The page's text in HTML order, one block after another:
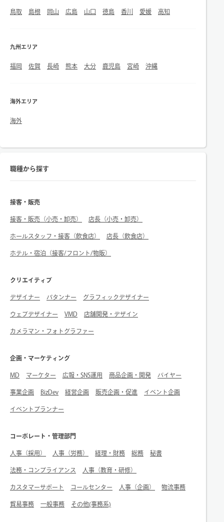
鳥取 島根 岡山 広島 山口 徳島 香川 愛媛 高知
九州エリア
福岡 佐賀 長崎 熊本 大分 鹿児島 宮崎 沖縄
海外エリア
海外
職種から探す
接客・販売
接客・販売（小売・卸売） 店長（小売・卸売）
ホールスタッフ・接客（飲食店） 店長（飲食店）
ホテル・宿泊（接客/フロント/物販）
クリエイティブ
デザイナー パタンナー グラフィックデザイナー
ウェブデザイナー VMD 店舗開発・デザイン
カメラマン・フォトグラファー
企画・マーケティング
MD マーケター 広報・SNS運用 商品企画・開発 バイヤー
事業企画 BizDev 経営企画 販売企画・促進 イベント企画
イベントプランナー
コーポレート・管理部門
人事（採用） 人事（労務） 経理・財務 総務 秘書
法務・コンプライアンス 人事（教育・研修）
カスタマーサポート コールセンター 人事（企画） 物流事務
貿易事務 一般事務 その他(事務系)